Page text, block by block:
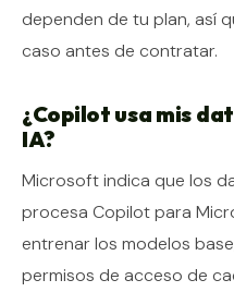
dependen de tu plan, así
caso antes de contratar.
¿Copilot usa mis
IA?
Microsoft indica que los
procesa Copilot para
entrenar los modelos
permisos de acceso de